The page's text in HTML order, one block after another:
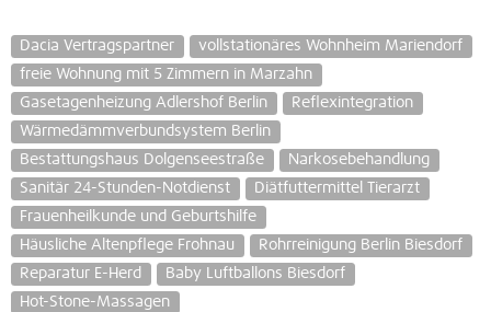
Dacia Vertragspartner
vollstationäres Wohnheim Mariendorf
freie Wohnung mit 5 Zimmern in Marzahn
Gasetagenheizung Adlershof Berlin
Reflexintegration
Wärmedämmverbundsystem Berlin
Bestattungshaus Dolgenseestraße
Narkosebehandlung
Sanitär 24-Stunden-Notdienst
Diätfuttermittel Tierarzt
Frauenheilkunde und Geburtshilfe
Häusliche Altenpflege Frohnau
Rohrreinigung Berlin Biesdorf
Reparatur E-Herd
Baby Luftballons Biesdorf
Hot-Stone-Massagen